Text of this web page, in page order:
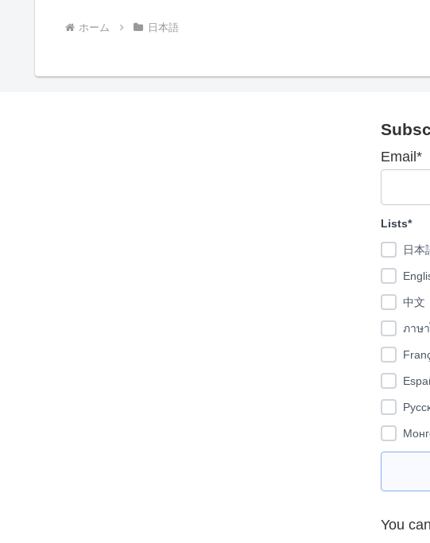
ホーム 日本語
Email*
Lists*
日本
中文
ภาษ
You